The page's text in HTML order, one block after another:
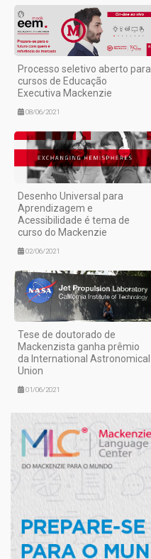
Processo seletivo aberto para
cursos de Educação
Executiva Mackenzie
08/06/2021
Desenho Universal para
Aprendizagem e
Acessibilidade é tema de
curso do Mackenzie
02/06/2021
Tese de doutorado de
Mackenzista ganha prêmio
da International Astronomical
Union
01/06/2021